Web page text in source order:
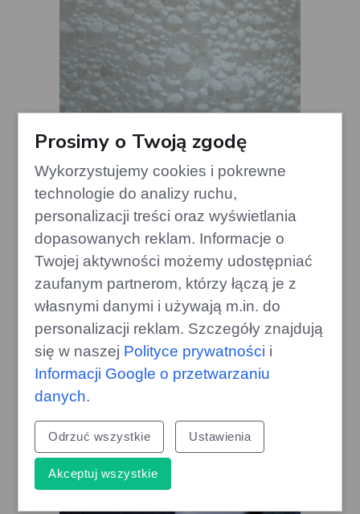
Styropian czy wełna? Porównanie
wad i zalet popularnych izolacji
edithome.pl
Prosimy o Twoją zgodę
Wykorzystujemy cookies i pokrewne
technologie do analizy ruchu,
personalizacji treści oraz wyświetlania
dopasowanych reklam. Informacje o
Twojej aktywności możemy udostępniać
zaufanym partnerom, którzy łączą je z
własnymi danymi i używają m.in. do
personalizacji reklam. Szczegóły znajdują
się w naszej Polityce prywatności i
Informacji Google o przetwarzaniu
danych.
Odrzuć wszystkie Ustawienia
Akceptuj wszystkie